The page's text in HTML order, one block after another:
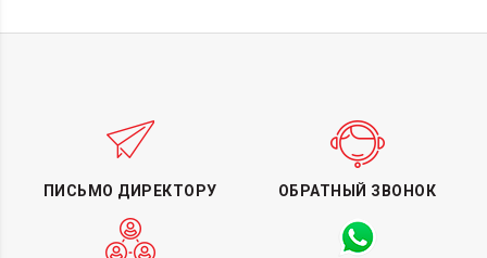
ПИСЬМО ДИРЕКТОРУ ОБРАТНЫЙ ЗВОНОК